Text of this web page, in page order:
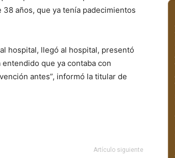
años, que ya tenía padecimientos
hospital, llegó al hospital, presentó
que ya contaba con
antes”, informó la titular de
Artículo siguiente